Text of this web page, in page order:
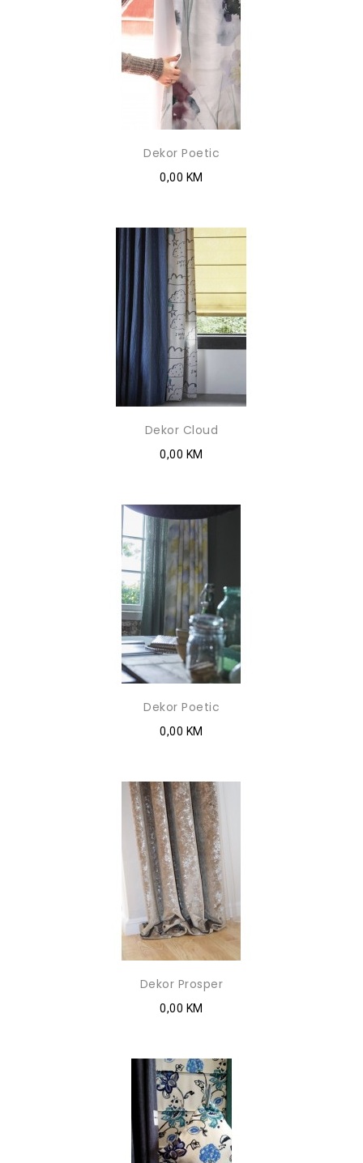
Dekor Poetic
0,00 KM
Dekor Cloud
0,00 KM
Dekor Poetic
0,00 KM
Dekor Prosper
0,00 KM